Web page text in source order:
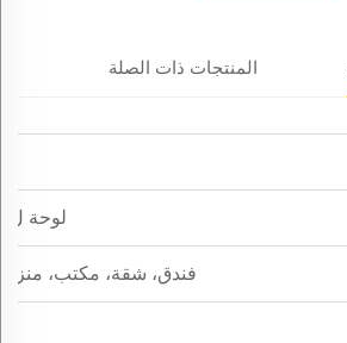
المنتجات ذات الصلة
لوحة لamination Mdf، باب، دولاب، أرضية، نافذة، إلخ
فندق، شقة، مكتب،